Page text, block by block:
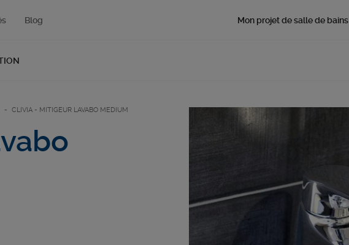
Mon projet de salle de bains
Blog
CLIVIA - MITIGEUR LAVABO MEDIUM